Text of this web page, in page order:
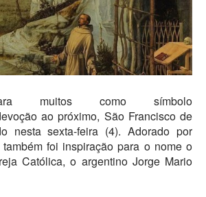
muitos como símbolo
ao próximo, São Francisco de
nesta sexta-feira (4). Adorado por
também foi inspiração para o nome o
Católica, o argentino Jorge Mario